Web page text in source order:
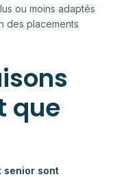
ou moins adaptés
des placements
que
senior sont